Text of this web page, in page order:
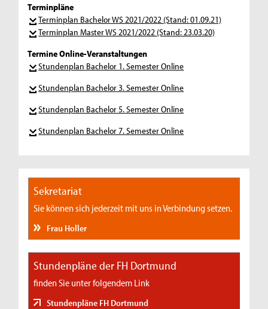
Terminpläne
Terminplan Bachelor WS 2021/2022 (Stand: 01.09.21)
Terminplan Master WS 2021/2022 (Stand: 23.03.20)
Termine Online-Veranstaltungen
Stundenplan Bachelor 1. Semester Online
Stundenplan Bachelor 3. Semester Online
Stundenplan Bachelor 5. Semester Online
Stundenplan Bachelor 7. Semester Online
Sekretariat
Sie können sich jederzeit mit uns in Verbindung setzen.
Frau Holler
Stundenpläne der FH Dortmund
finden Sie unter folgendem Link
Stundenpläne FH Dortmund